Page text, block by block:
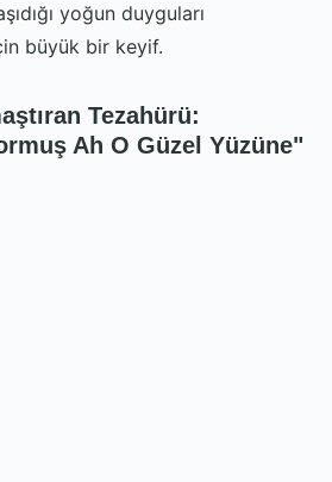
yoğun duyguları
büyük bir keyif.
Tezahürü:
Ah O Güzel Yüzüne"